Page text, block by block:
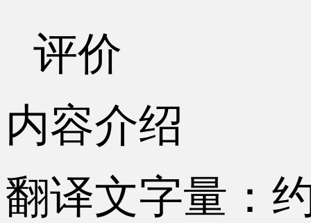
评价
内容介绍
翻译文字量：